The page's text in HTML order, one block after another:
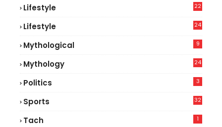
Lifestyle
22
Lifestyle
24
Mythological 9
Mythology 24
Politics 3
Sports 32
Tach 1